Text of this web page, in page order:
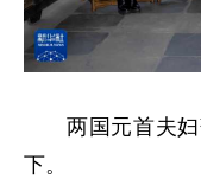
两国元首夫
下。